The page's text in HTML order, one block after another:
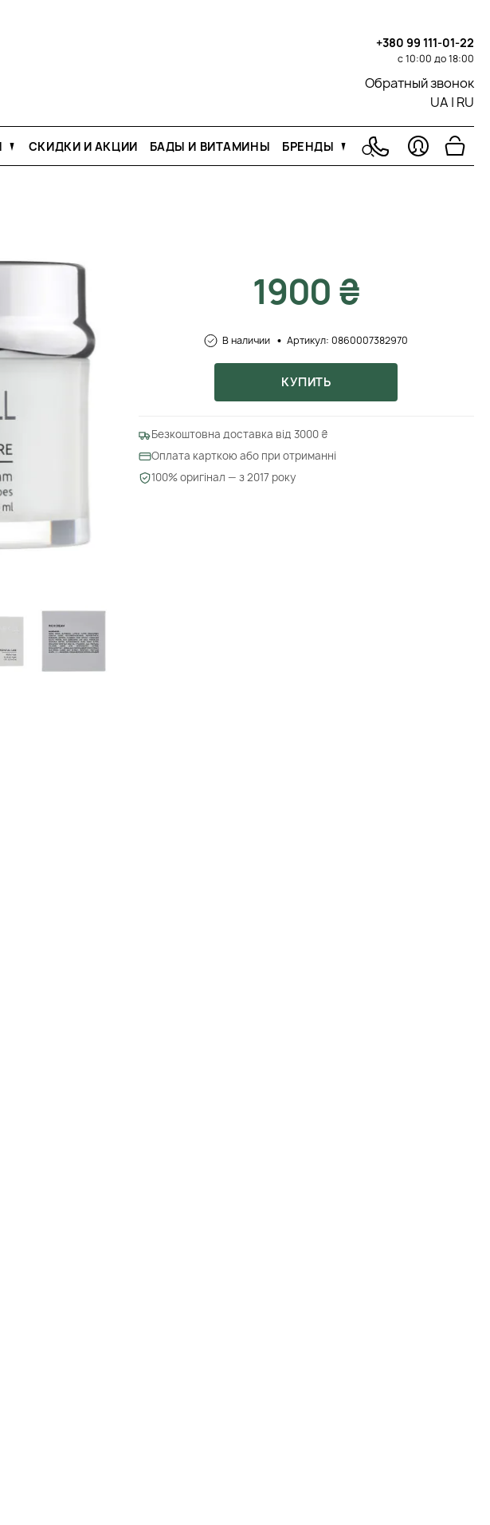
+380 99 111-01-22
с 10:00 до 18:00
Обратный звонок
UA | RU
СКИДКИ И АКЦИИ БАДЫ И ВИТАМИНЫ БРЕНДЫ
1900 ₴
В наличии Артикул: 0860007382970
КУПИТЬ
Безкоштовна доставка від 3000 ₴
Оплата карткою або при отриманні
100% оригінал — з 2017 року